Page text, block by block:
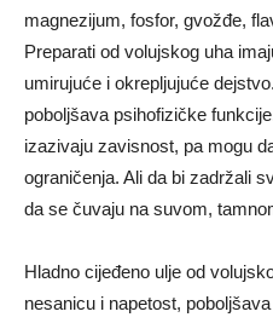
magnezijum, fosfor, gvožđe,
Preparati od volujskog uha
umirujuće i okrepljujuće
poboljšava psihofizičke
izazivaju zavisnost, pa mogu
ograničenja. Ali da bi zadržali
da se čuvaju na suvom,
Hladno cijeđeno ulje od
nesanicu i napetost,